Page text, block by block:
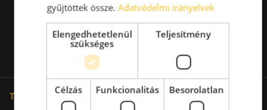
További oldalaink
gyűjtöttek össze.Adatvédelmi irányelvek
Elengedhetetlenül
szükséges
Teljesítmény
Célzás Funkcionalitás Besorolatlan